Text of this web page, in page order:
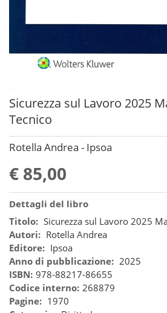
Sicurezza sul Lavoro 2025
Tecnico
Rotella Andrea - Ipsoa
€ 85,00
Dettagli del libro
Titolo: Sicurezza sul Lavoro 2025
Autori: Rotella Andrea
Editore: Ipsoa
Anno di pubblicazione: 2025
ISBN: 978-88217-86655
Codice interno: 268879
Pagine: 1970